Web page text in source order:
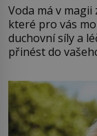
Voda má v
které pro vás
duchovní síly a
přinést do
můžete obohatit
větší harmonii a